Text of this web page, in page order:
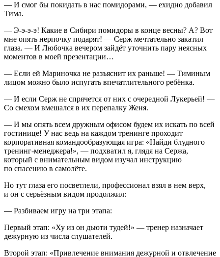
— И смог бы покидать в нас помидорами, — ехидно добавил
Тима.
— Э-э-э-э! Какие в Сибири помидоры в конце весны? А? Вот
мне опять нерпочку подарят! — Серж мечтательно закатил
глаза. — И Любочка вечером зайдёт уточнить пару неясных
моментов в моей презентации…
— Если ей Мариночка не разъяснит их раньше! — Тиминым
лицом можно было испугать впечатлительного ребёнка.
— И если Серж не спрячется от них с очередной Лукерьей! —
Со смехом вмешался в их перепалку Женя.
— И мы опять всем дружным офисом будем их искать по всей
гостинице! У нас ведь на каждом тренинге проходит
корпоративная командообразующая игра: «Найди блудного
тренинг-менеджера!», — подхватил я, глядя на Сержа,
который с внимательным видом изучал инструкцию
по спасению в самолёте.
Но тут глаза его посветлели, профессионал взял в нем верх,
и он с серьёзным видом продолжил:
— Разбиваем игру на три этапа:
Первый этап: «Ху из он дьюти тудей!» — тренер назначает
дежурную из числа слушателей.
Второй этап: «Привлечение внимания дежурной и отвлечение